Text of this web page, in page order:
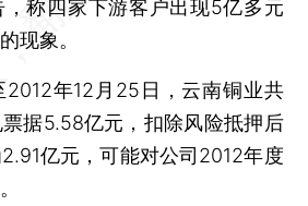
称四家下游客户出现5亿多元
现象。
年12月25日，云南铜业共
据5.58亿元，扣除风险抵押后
亿元，可能对公司2012年度